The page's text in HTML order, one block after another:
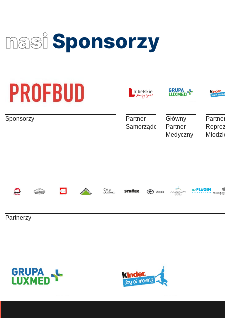
nasi Sponsorzy
Sponsorzy
Partner
Samorządowy
Główny
Partner
Medyczny
Partnerzy